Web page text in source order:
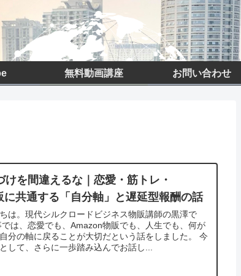
無料動画講座 お問い合わせ
けを間違えるな｜恋愛・筋トレ・
共通する「自分軸」と遅延型報酬の話
は。現代シルクロードビジネス物販講師の黒澤で
は、恋愛でも、Amazon物販でも、人生でも、何が
分の軸に戻ることが大切だという話をしました。 今
して、さらに一歩踏み込んでお話し...